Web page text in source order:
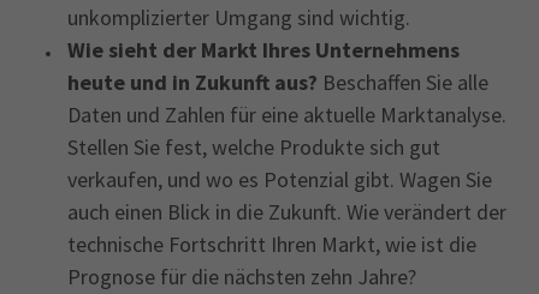
unkomplizierter Umgang sind wichtig.
Wie sieht der Markt Ihres Unternehmens
heute und in Zukunft aus? Beschaffen Sie alle
Daten und Zahlen für eine aktuelle Marktanalyse.
Stellen Sie fest, welche Produkte sich gut
verkaufen, und wo es Potenzial gibt. Wagen Sie
auch einen Blick in die Zukunft. Wie verändert der
technische Fortschritt Ihren Markt, wie ist die
Prognose für die nächsten zehn Jahre?